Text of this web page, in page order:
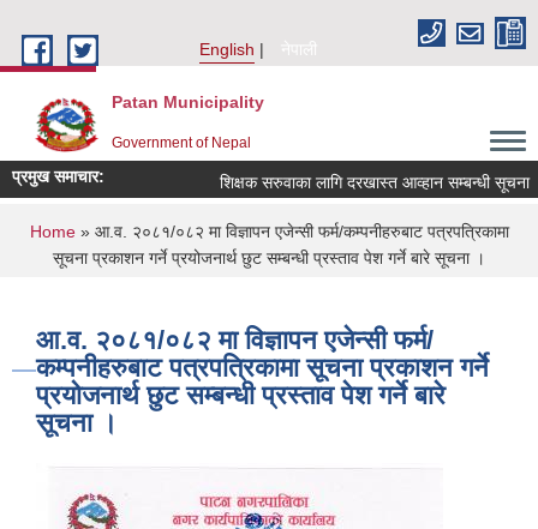
English
नेपाली
Patan Municipality
Government of Nepal
प्रमुख समाचार: शिक्षक सरुवाका लागि दरखास्त आव्हान सम्बन्धी सूचना ।
You are here
Home» आ.व. २०८१/०८२ मा विज्ञापन एजेन्सी फर्म/कम्पनीहरुबाट पत्रपत्रिकामा
सूचना प्रकाशन गर्ने प्रयोजनार्थ छुट सम्बन्धी प्रस्ताव पेश गर्ने बारे सूचना ।
आ.व. २०८१/०८२ मा विज्ञापन एजेन्सी फर्म/
कम्पनीहरुबाट पत्रपत्रिकामा सूचना प्रकाशन गर्ने
प्रयोजनार्थ छुट सम्बन्धी प्रस्ताव पेश गर्ने बारे
सूचना ।